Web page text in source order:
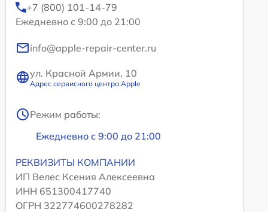
+7 (800) 101-14-79
Ежедневно с 9:00 до 21:00
info@apple-repair-center.ru
ул. Красной Армии, 10
Адрес сервисного центра Apple
Режим работы:
Ежедневно с 9:00 до 21:00
РЕКВИЗИТЫ КОМПАНИИ
ИП Велес Ксения Алексеевна
ИНН 651300417740
ОГРН 322774600278282